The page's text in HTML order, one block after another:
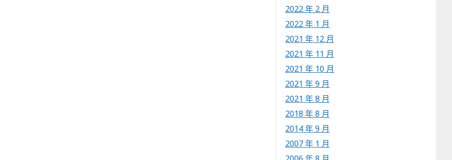
2022 年 2 月
2022 年 1 月
2021 年 12 月
2021 年 11 月
2021 年 10 月
2021 年 9 月
2021 年 8 月
2018 年 8 月
2014 年 9 月
2007 年 1 月